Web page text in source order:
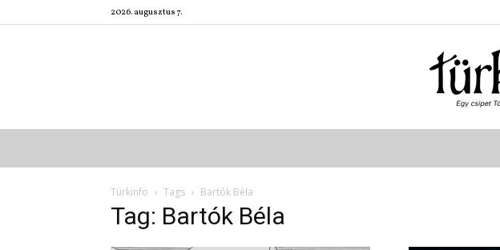
2026. augusztus 7.
Türkinfo Tags Bartók Béla
Tag: Bartók Béla